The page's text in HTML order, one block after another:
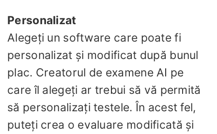
Personalizat
Alegeți un software care poate fi
personalizat și modificat după bunul
plac. Creatorul de examene AI pe
care îl alegeți ar trebui să vă permită
să personalizați testele. În acest fel,
puteți crea o evaluare modificată și